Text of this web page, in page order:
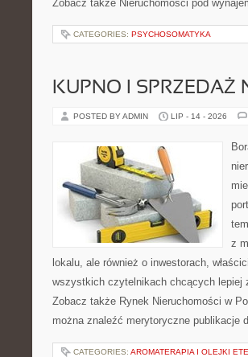
Zobacz także Nieruchomości pod
CATEGORIES: PSYCHOSOMATYKA
KUPNO I SPRZEDAŻ
POSTED BY ADMIN LIP - 14 - 2026
z
lokalu, ale również o inwestorach,
wszystkich czytelnikach chcących lepiej
Zobacz także Rynek Nieruchomości w
można znaleźć merytoryczne
CATEGORIES: AROMATERAPIA I OLEJKI